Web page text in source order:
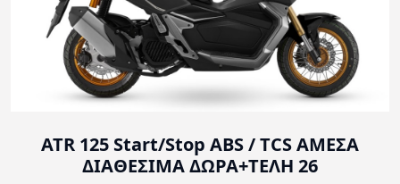
ATR 125 Start/Stop ABS / TCS ΑΜΕΣΑ
ΔΙΑΘΕΣΙΜΑ ΔΩΡΑ+ΤΕΛΗ 26